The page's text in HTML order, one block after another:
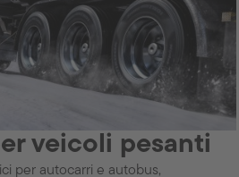
veicoli pesanti
per autocarri e autobus,